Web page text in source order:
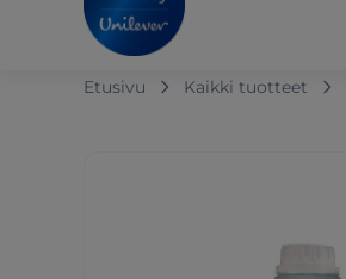
Etusivu Kaikki tuotteet